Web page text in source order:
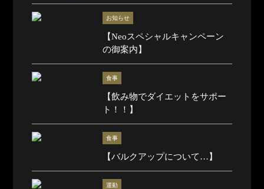
お知らせ
【Neoスペシャルキャンペーン
の御案内】
食事
【飲み物でダイエットをサポー
ト！！】
食事
【バルクアップについて…】
運動